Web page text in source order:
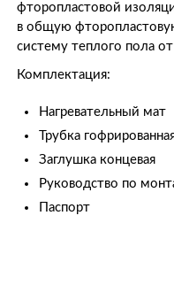
фторопластовой
в общую
систему теплого пола от
Комплектация:
Нагревательный мат
Трубка
Заглушка концевая
Руководство по
Паспорт